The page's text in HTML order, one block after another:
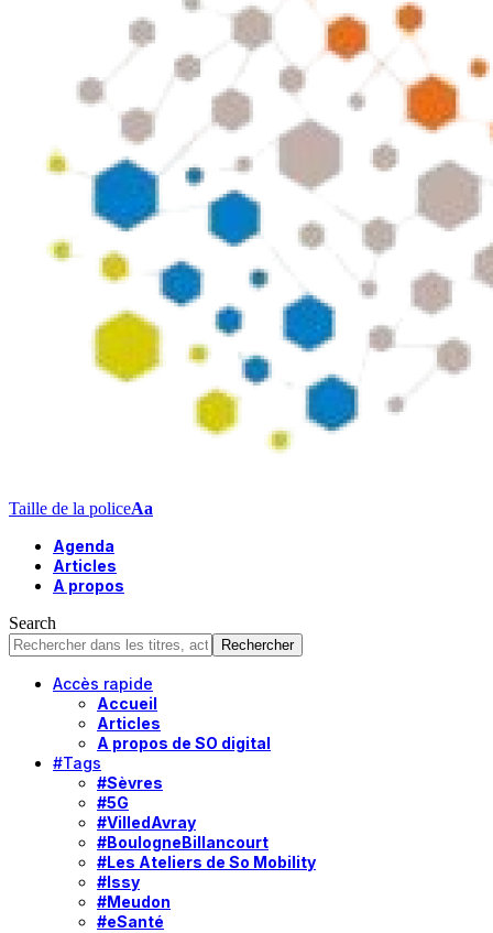
Taille de la policeAa
Agenda
Articles
A propos
Search
Accès rapide
Accueil
Articles
A propos de SO digital
#Tags
#Sèvres
#5G
#VilledAvray
#BoulogneBillancourt
#Les Ateliers de So Mobility
#Issy
#Meudon
#eSanté